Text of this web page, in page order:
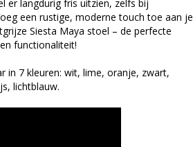
er langdurig fris uitzien, zelfs bij
een rustige, moderne touch toe aan je
Siesta Maya stoel – de perfecte
functionaliteit!
in 7 kleuren: wit, lime, oranje, zwart,
lichtblauw.